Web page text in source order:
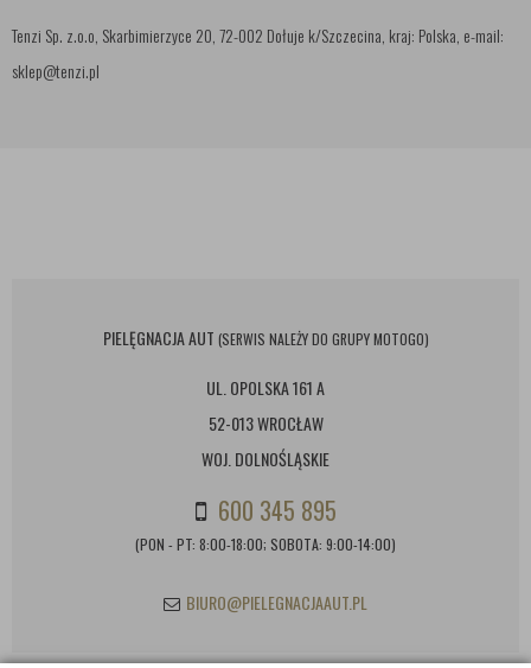
Tenzi Sp. z.o.o, Skarbimierzyce 20, 72-002 Dołuje k/Szczecina, kraj: Polska, e-mail:
sklep@tenzi.pl
PIELĘGNACJA AUT (SERWIS NALEŻY DO GRUPY MOTOGO)
UL. OPOLSKA 161 A
52-013 WROCŁAW
WOJ. DOLNOŚLĄSKIE
600 345 895
(PON - PT: 8:00-18:00; SOBOTA: 9:00-14:00)
BIURO@PIELEGNACJAAUT.PL